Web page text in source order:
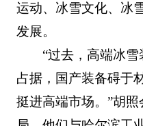
运动、冰雪文化、冰
发展。
“过去，高端冰
占据，国产装备碍于
挺进高端市场。”胡